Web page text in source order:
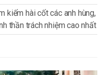
kiếm hài cốt các anh hùng,
thần trách nhiệm cao nhất